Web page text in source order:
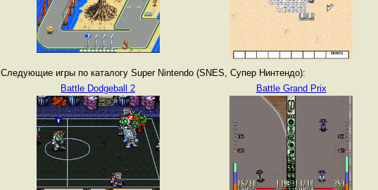
Следующие игры по каталогу Super Nintendo (SNES, Супер Нинтендо):
Battle Dodgeball 2
Battle Grand Prix